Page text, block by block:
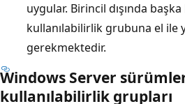
uygular. Birincil dışında
kullanılabilirlik grubuna el ile
gerekmektedir.
Windows Server
kullanılabilirlik grupları